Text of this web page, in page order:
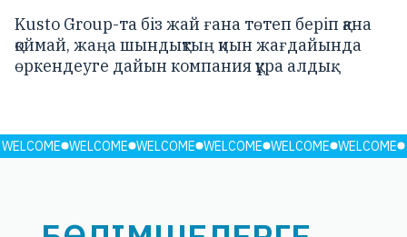
Kusto Group-та біз жай ғана төтеп беріп қана
қоймай, жаңа шындықтың қиын жағдайында
өркендеуге дайын компания құра алдық.
WELCOME WELCOME WELCOME WELCOME WELCOME WELCOME